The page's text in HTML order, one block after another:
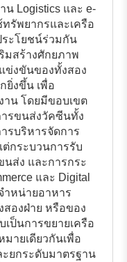
Logistics และ e-
รัพยากรและเครือ
ระโยชน์ร่วมกัน
มสร้างศักยภาพ
ข่งขันของทั้งสอง
ยิ่งขึ้น เพื่อ
าน โดยมีขอบเขต
รขนส่งวัคซีนทั้ง
รบริหารจัดการ
ต่กระบวนการรับ
ส่ง และการกระ
และ Digital
ำหน่ายอาหาร
องฝ่าย หรือของ
ป็นการขยายเครือ
ายเดียวกันเพื่อ
ยกระดับมาตรฐาน